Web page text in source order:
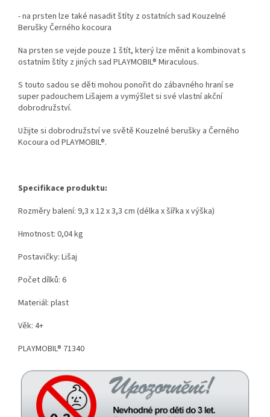
- na prsten lze také nasadit štíty z ostatních sad Kouzelné
Berušky Černého kocoura
Na prsten se vejde pouze 1 štít, který lze měnit a kombinovat s
ostatním štíty z jiných sad PLAYMOBIL® Miraculous.
S touto sadou se děti mohou ponořit do zábavného hraní se
super padouchem Lišajem a vymýšlet si své vlastní akční
dobrodružství.
Užijte si dobrodružství ve světě Kouzelné berušky a Černého
Kocoura od PLAYMOBIL®.
Specifikace produktu:
Rozměry balení: 9,3 x 12 x 3,3 cm (délka x šířka x výška)
Hmotnost: 0,04 kg
Postavičky: Lišaj
Počet dílků: 6
Materiál: plast
Věk: 4+
PLAYMOBIL® 71340